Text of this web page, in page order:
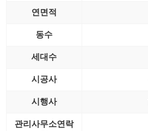
연면적
동수
세대수
시공사
시행사
관리사무소연락